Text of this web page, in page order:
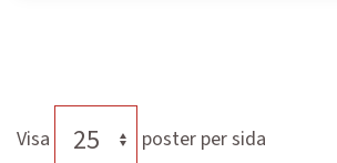
Visa poster per sida